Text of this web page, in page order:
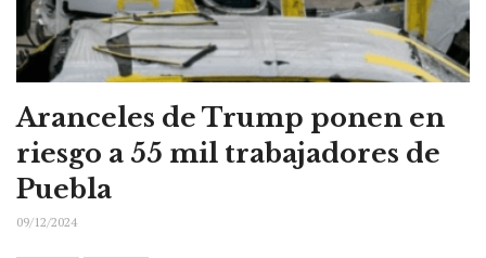
Aranceles de Trump ponen en
riesgo a 55 mil trabajadores de
Puebla
09/12/2024